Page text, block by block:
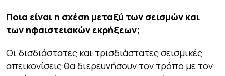
Ποια είναι η σχέση μεταξύ των σεισμών και
των ηφαιστειακών εκρήξεων;
Οι δισδιάστατες και τρισδιάστατες σεισμικές
απεικονίσεις θα διερευνήσουν τον τρόπο με τον